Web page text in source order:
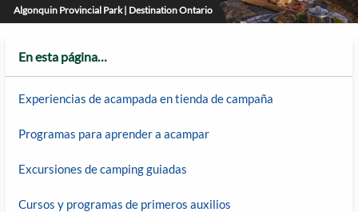
Algonquin Provincial Park | Destination Ontario
En esta página…
Experiencias de acampada en tienda de campaña
Programas para aprender a acampar
Excursiones de camping guiadas
Cursos y programas de primeros auxilios